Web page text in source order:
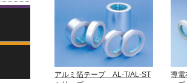
アルミ箔テープ AL-T/AL-ST
導